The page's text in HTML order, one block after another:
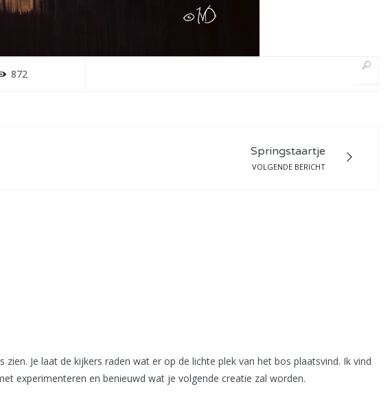
872
Springstaartje
VOLGENDE BERICHT
Je laat de kijkers raden wat er op de lichte plek van het bos plaatsvind. Ik vind
experimenteren en benieuwd wat je volgende creatie zal worden.